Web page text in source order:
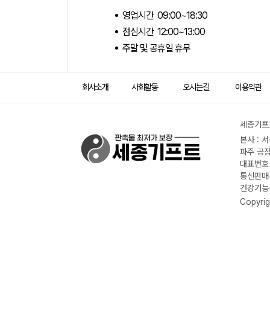
영업시간 09:00~18:30
점심시간 12:00~13:00
주말 및 공휴일 휴무
회사소개 사회활동 오시는길 이용약관
세종기
본사 :
파주 공
대표번
통신판
건강기